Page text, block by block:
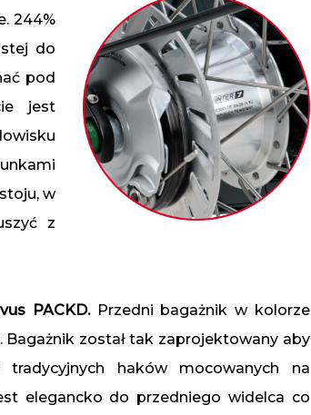
244%
do
pod
jest
w
z
PACKD.Przedni bagażnik w kolorze
został tak zaprojektowany aby
haków mocowanych na
elegancko do przedniego widelca co